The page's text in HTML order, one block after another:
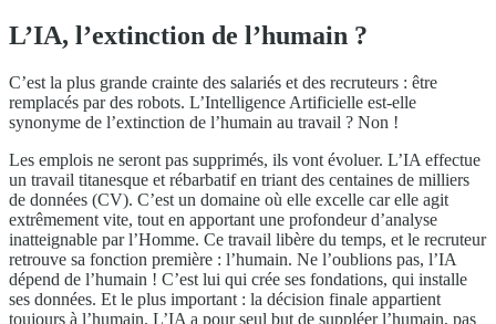
L’IA, l’extinction de l’humain ?
C’est la plus grande crainte des salariés et des recruteurs : être
remplacés par des robots. L’Intelligence Artificielle est-elle
synonyme de l’extinction de l’humain au travail ? Non !
Les emplois ne seront pas supprimés, ils vont évoluer. L’IA effectue
un travail titanesque et rébarbatif en triant des centaines de milliers
de données (CV). C’est un domaine où elle excelle car elle agit
extrêmement vite, tout en apportant une profondeur d’analyse
inatteignable par l’Homme. Ce travail libère du temps, et le recruteur
retrouve sa fonction première : l’humain. Ne l’oublions pas, l’IA
dépend de l’humain ! C’est lui qui crée ses fondations, qui installe
ses données. Et le plus important : la décision finale appartient
toujours à l’humain. L’IA a pour seul but de suppléer l’humain, pas